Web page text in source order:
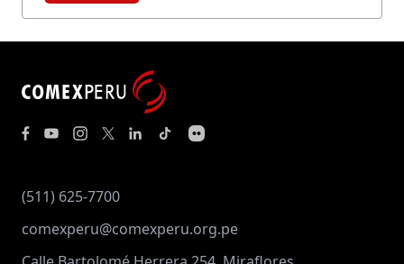
(511) 625-7700
comexperu@comexperu.org.pe